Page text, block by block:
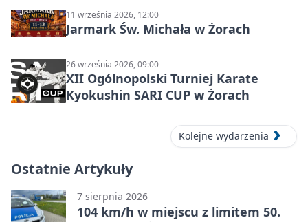
11 września 2026, 12:00
Jarmark Św. Michała w Żorach
26 września 2026, 09:00
XII Ogólnopolski Turniej Karate
Kyokushin SARI CUP w Żorach
Kolejne wydarzenia
Ostatnie Artykuły
7 sierpnia 2026
104 km/h w miejscu z limitem 50.